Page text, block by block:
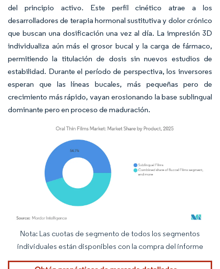
del principio activo. Este perfil cinético atrae a los
desarrolladores de terapia hormonal sustitutiva y dolor crónico
que buscan una dosificación una vez al día. La impresión 3D
individualiza aún más el grosor bucal y la carga de fármaco,
permitiendo la titulación de dosis sin nuevos estudios de
estabilidad. Durante el período de perspectiva, los inversores
esperan que las líneas bucales, más pequeñas pero de
crecimiento más rápido, vayan erosionando la base sublingual
dominante pero en proceso de maduración.
Imagen © Mordor Intelligence. El uso requiere atribución según CC BY 4.0.
Nota: Las cuotas de segmento de todos los segmentos
individuales están disponibles con la compra del informe